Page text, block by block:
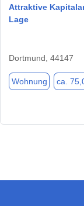
Attraktive
Lage
Dortmund, 44147
Wohnung ca.